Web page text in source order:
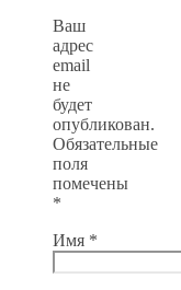
Ваш
адрес
email
не
будет
опубликован.
Обязательные
поля
помечены
*
Имя *